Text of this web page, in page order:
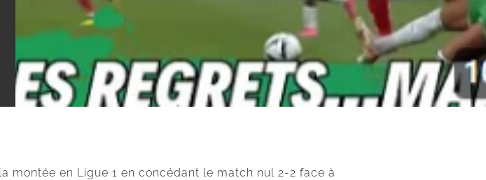
montée en Ligue 1 en concédant le match nul 2-2 face à